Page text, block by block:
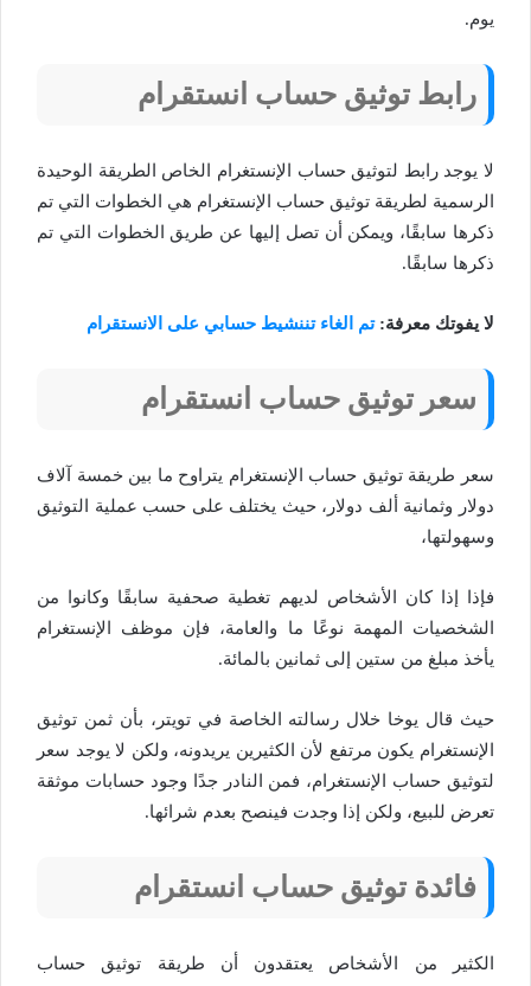
يوم.
رابط توثيق حساب انستقرام
لا يوجد رابط لتوثيق حساب الإنستغرام الخاص الطريقة الوحيدة
الرسمية لطريقة توثيق حساب الإنستغرام هي الخطوات التي تم
ذكرها سابقًا، ويمكن أن تصل إليها عن طريق الخطوات التي تم
ذكرها سابقًا.
لا يفوتك معرفة:تم الغاء تننشيط حسابي على الانستقرام
سعر توثيق حساب انستقرام
سعر طريقة توثيق حساب الإنستغرام يتراوح ما بين خمسة آلاف
دولار وثمانية ألف دولار، حيث يختلف على حسب عملية التوثيق
وسهولتها،
فإذا إذا كان الأشخاص لديهم تغطية صحفية سابقًا وكانوا من
الشخصيات المهمة نوعًا ما والعامة، فإن موظف الإنستغرام
يأخذ مبلغ من ستين إلى ثمانين بالمائة.
حيث قال يوخا خلال رسالته الخاصة في تويتر، بأن ثمن توثيق
الإنستغرام يكون مرتفع لأن الكثيرين يريدونه، ولكن لا يوجد سعر
لتوثيق حساب الإنستغرام، فمن النادر جدًا وجود حسابات موثقة
تعرض للبيع، ولكن إذا وجدت فينصح بعدم شرائها.
فائدة توثيق حساب انستقرام
الكثير من الأشخاص يعتقدون أن طريقة توثيق حساب